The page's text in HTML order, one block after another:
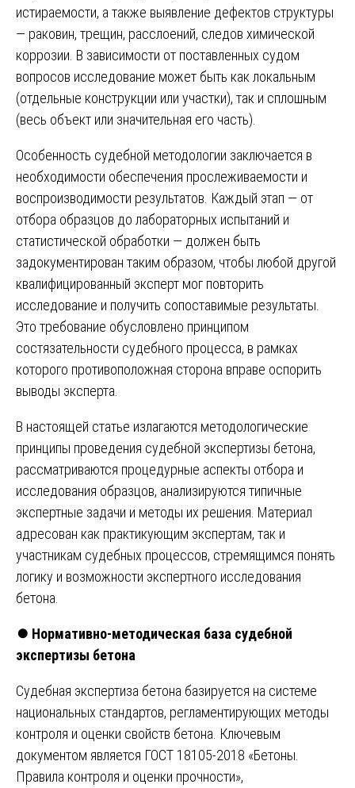
истираемости, а также выявление дефектов структуры
— раковин, трещин, расслоений, следов химической
коррозии. В зависимости от поставленных судом
вопросов исследование может быть как локальным
(отдельные конструкции или участки), так и сплошным
(весь объект или значительная его часть).
Особенность судебной методологии заключается в
необходимости обеспечения прослеживаемости и
воспроизводимости результатов. Каждый этап — от
отбора образцов до лабораторных испытаний и
статистической обработки — должен быть
задокументирован таким образом, чтобы любой другой
квалифицированный эксперт мог повторить
исследование и получить сопоставимые результаты.
Это требование обусловлено принципом
состязательности судебного процесса, в рамках
которого противоположная сторона вправе оспорить
выводы эксперта.
В настоящей статье излагаются методологические
принципы проведения судебной экспертизы бетона,
рассматриваются процедурные аспекты отбора и
исследования образцов, анализируются типичные
экспертные задачи и методы их решения. Материал
адресован как практикующим экспертам, так и
участникам судебных процессов, стремящимся понять
логику и возможности экспертного исследования
бетона.
⏺️ Нормативно-методическая база судебной
экспертизы бетона
Судебная экспертиза бетона базируется на системе
национальных стандартов, регламентирующих методы
контроля и оценки свойств бетона. Ключевым
документом является ГОСТ 18105-2018 «Бетоны.
Правила контроля и оценки прочности»,